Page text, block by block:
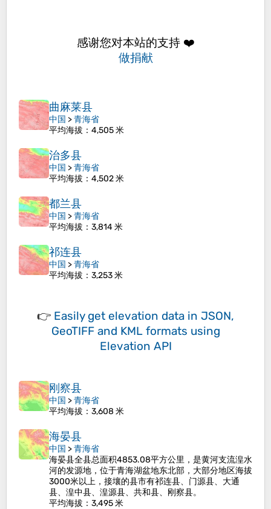
感谢您对本站的支持 ❤️
做捐献
曲麻莱县
中国 >青海省
平均海拔 ：4,505 米
治多县
中国 >青海省
平均海拔 ：4,502 米
都兰县
中国 >青海省
平均海拔 ：3,814 米
祁连县
中国 >青海省
平均海拔 ：3,253 米
👉 Easily get elevation data in JSON,
GeoTIFF and KML formats using
Elevation API
刚察县
中国 >青海省
平均海拔 ：3,608 米
海晏县
中国 >青海省
海晏县全县总面积4853.08平方公里，是黄河支流湟水
河的发源地，位于青海湖盆地东北部，大部分地区海拔
3000米以上，接壤的县市有祁连县、门源县、大通
县、湟中县、湟源县、共和县、刚察县。
平均海拔 ：3,495 米